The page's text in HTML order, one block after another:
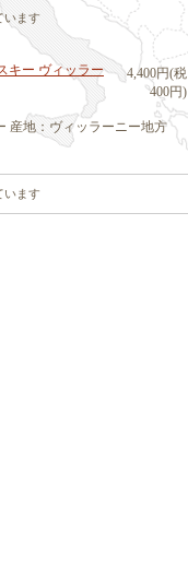
います
キー ヴィッラー
4,400円(税
400円)
産地：ヴィッラーニー地方
います